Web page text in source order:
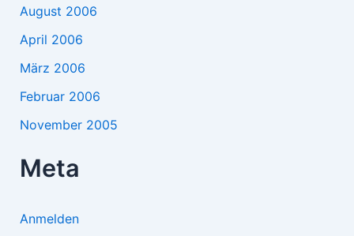
August 2006
April 2006
März 2006
Februar 2006
November 2005
Meta
Anmelden